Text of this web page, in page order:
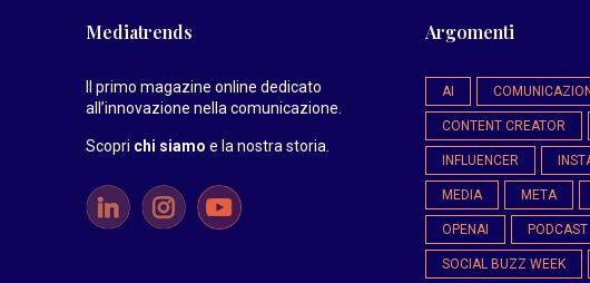
Mediatrends
Il primo magazine online dedicato
all’innovazione nella comunicazione.
Scopri chi siamo e la nostra storia
Argomenti
AI
CONTENT CREATOR
INFLUENCER
MEDIA META
OPENAI PODCAST
SOCIAL BUZZ WEEK